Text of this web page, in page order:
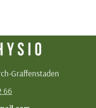
Graffenstaden
66